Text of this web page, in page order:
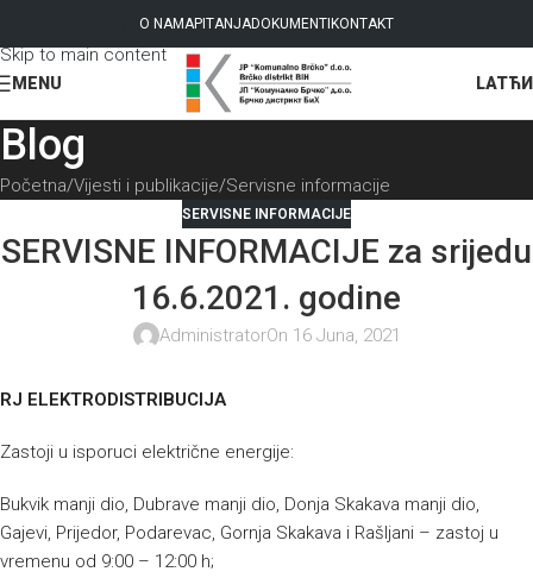
Skip to navigation
Skip to main content
O NAMAPITANJADOKUMENTI KONTAKT
MENU LAT
Blog
Početna Vijesti i publikacije Servisne informacije
SERVISNE INFORMACIJE
SERVISNE INFORMACIJE za srijedu
16.6.2021. godine
AdministratorOn 16 Juna, 2021
RJ ELEKTRODISTRIBUCIJA
Zastoji u isporuci električne energije:
Bukvik manji dio, Dubrave manji dio, Donja Skakava manji dio,
Gajevi, Prijedor, Podarevac, Gornja Skakava i Rašljani – zastoj u
vremenu od 9:00 – 12:00 h;